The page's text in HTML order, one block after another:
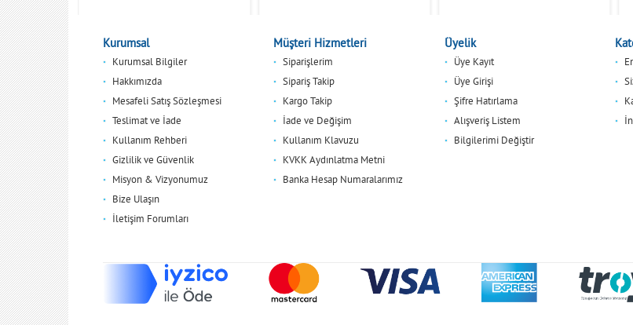
Kurumsal
Kurumsal Bilgiler
Hakkımızda
Mesafeli Satış Sözleşmesi
Teslimat ve İade
Kullanım Rehberi
Gizlilik ve Güvenlik
Misyon & Vizyonumuz
Bize Ulaşın
İletişim Forumları
Müşteri Hizmetleri
Siparişlerim
Sipariş Takip
Kargo Takip
İade ve Değişim
Kullanım Klavuzu
KVKK Aydınlatma Metni
Banka Hesap Numaralarımız
Üyelik
Üye Kayıt
Üye Girişi
Şifre Hatırlama
Alışveriş Listem
Bilgilerimi Değiştir